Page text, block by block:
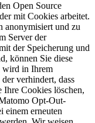
Open Source
mit Cookies arbeitet.
anonymisiert und zu
Server der
der Speicherung und
können Sie diese
wird in Ihrem
verhindert, dass
Ihre Cookies löschen,
Opt-Out-
einem erneuten